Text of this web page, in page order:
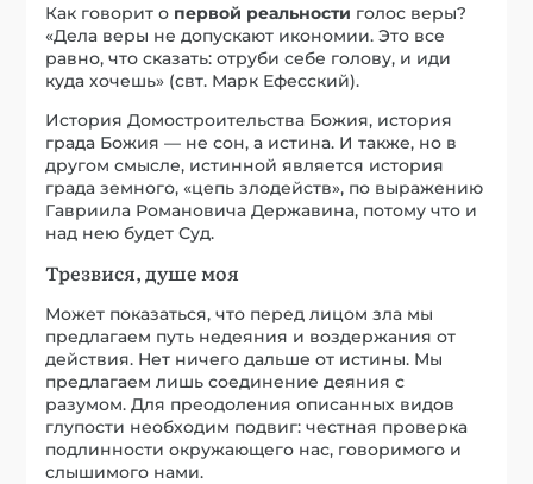
Как говорит о первой реальности голос веры?
«Дела веры не допускают икономии. Это все
равно, что сказать: отруби себе голову, и иди
куда хочешь» (свт. Марк Ефесский).
История Домостроительства Божия, история
града Божия — не сон, а истина. И также, но в
другом смысле, истинной является история
града земного, «цепь злодейств», по выражению
Гавриила Романовича Державина, потому что и
над нею будет Суд.
Трезвися, душе моя
Может показаться, что перед лицом зла мы
предлагаем путь недеяния и воздержания от
действия. Нет ничего дальше от истины. Мы
предлагаем лишь соединение деяния с
разумом. Для преодоления описанных видов
глупости необходим подвиг: честная проверка
подлинности окружающего нас, говоримого и
слышимого нами.